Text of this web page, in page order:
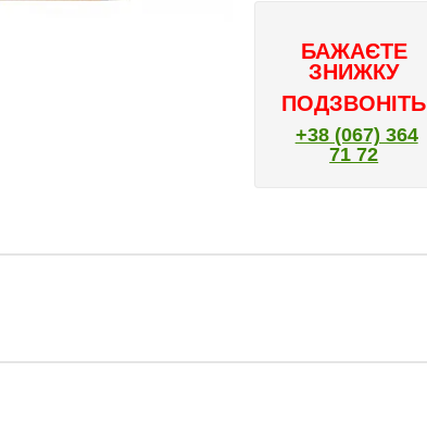
БАЖАЄТЕ
ЗНИЖКУ
ПОДЗВОНІТЬ
+38 (067) 364
71 72